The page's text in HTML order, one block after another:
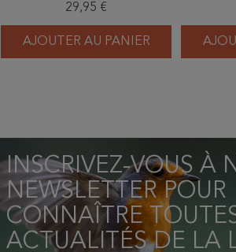
29,95 €
AJOUTER AU PANIER
INSCRIVEZ-VOUS À
NEWSLETTER POUR
CONNAÎTRE
ACTUALITÉS DE LA